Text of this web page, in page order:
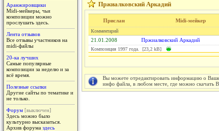
Аранжировщики
Midi-мейкеры, чьи
композиции можно
прослушать здесь.
Лента отзывов
Все отзывы участников на
midi-файлы
20-ка лучших
Самые популярные
композиции за неделю и за
всё время.
Полезные ссылки
Другие сайты по тематике и
не только.
Форум [выключен]
Здесь можно было
культурно высказаться.
Архив форума здесь
Пржиалковский Аркадий
Прислан Midi-мейкер
Комментарий
21.01.2008 Пржиалковский Аркадий
Композиция 1997 года. [23,2 kB]
Вы можете отредактировать информацию о
инфо файла, в любом месте, где можно скачать